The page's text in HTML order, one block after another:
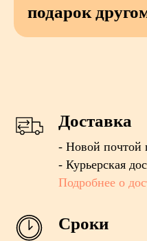
подарок
Доставка
- Новой почтой
- Курьерская
Подробнее о
Сроки